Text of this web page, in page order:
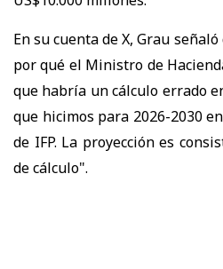
En su cuenta de X, Grau
por qué el Ministro de
que habría un cálculo errado
que hicimos para 2026-2030
de IFP. La proyección es
de cálculo".